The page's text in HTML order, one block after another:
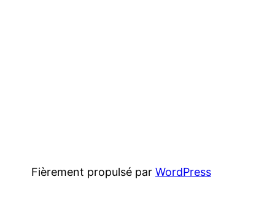
Fièrement propulsé par WordPress